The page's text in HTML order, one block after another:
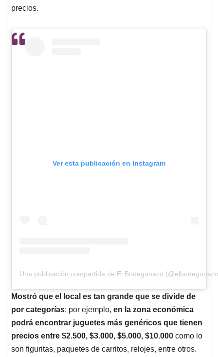
precios.
Ver esta publicación en Instagram
Una publicación compartida de El Bodegonazo
Mostró que el local es tan grande que se divide de
por categorías; por ejemplo, en la zona económica
podrá encontrar juguetes más genéricos que tienen
precios entre $2.500, $3.000, $5.000, $10.000 como lo
son figuritas, paquetes de carritos, relojes, entre otros.